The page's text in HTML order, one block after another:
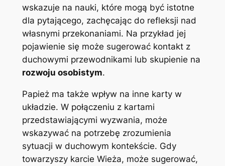
wskazuje na nauki, które mogą być istotne
dla pytającego, zachęcając do refleksji nad
własnymi przekonaniami. Na przykład jej
pojawienie się może sugerować kontakt z
duchowymi przewodnikami lub skupienie na
rozwoju osobistym.
Papież ma także wpływ na inne karty w
układzie. W połączeniu z kartami
przedstawiającymi wyzwania, może
wskazywać na potrzebę zrozumienia
sytuacji w duchowym kontekście. Gdy
towarzyszy karcie Wieża, może sugerować,